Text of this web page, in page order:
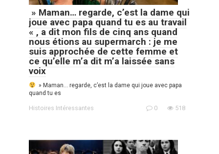
» Maman… regarde, c’est la dame qui
joue avec papa quand tu es au travail
« , a dit mon fils de cinq ans quand
nous étions au supermarch : je me
suis approchée de cette femme et
ce qu’elle m’a dit m’a laissée sans
voix
» Maman… regarde, c’est la dame qui joue avec papa
quand tu es
Histoires Intéressantes 0 518